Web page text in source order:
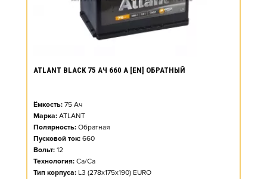
ATLANT BLACK 75 АЧ 660 А [EN] ОБРАТНЫЙ
Ёмкость: 75 Ач
Марка: ATLANT
Полярность: Обратная
Пусковой ток: 660
Вольт: 12
Технология: Ca/Ca
Тип корпуса: L3 (278x175x190) EURO